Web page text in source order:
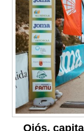
Ojós,